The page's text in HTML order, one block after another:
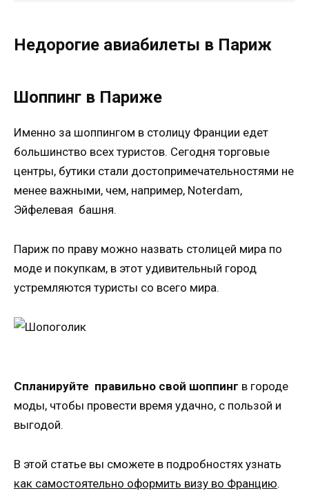
Недорогие авиабилеты в Париж
Шоппинг в Париже
Именно за шоппингом в столицу Франции едет
большинство всех туристов. Сегодня торговые
центры, бутики стали достопримечательностями не
менее важными, чем, например, Noterdam,
Эйфелевая башня.
Париж по праву можно назвать столицей мира по
моде и покупкам, в этот удивительный город
устремляются туристы со всего мира.
Спланируйте правильно свой шоппинг в городе
моды, чтобы провести время удачно, с пользой и
выгодой.
В этой статье вы сможете в подробностях узнать
как самостоятельно оформить визу во Францию.